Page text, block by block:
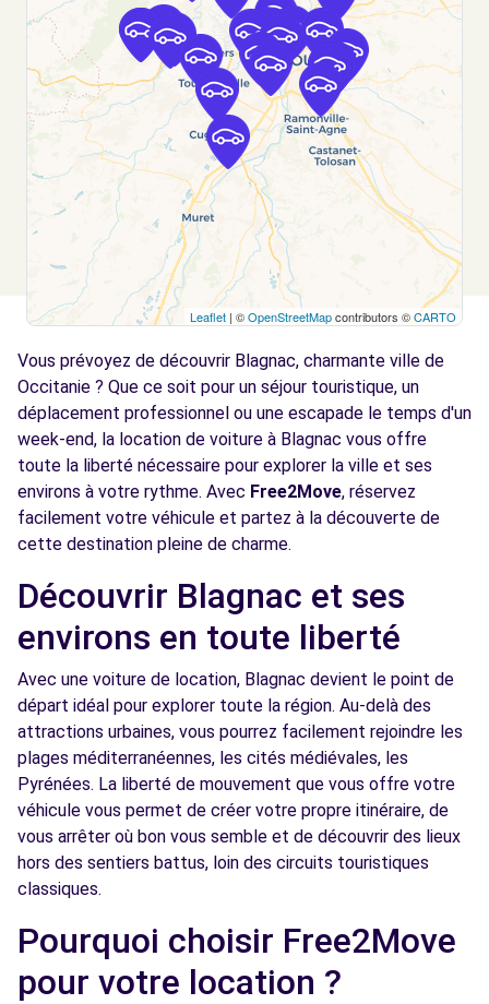
Voir l'agence
Free2move Rent - S&You - TOULOUSE
CEDEX (C)
3.5
km
1 bis avenue Salvador Allende
TOULOUSE CEDEX, FR-31, 31200
Voir l'agence
Free2Move Rent - GARAGE VAUTOUR -
TOULOUSE (C)
3.7
km
RUE DES FONTAINES
TOULOUSE, 31300
Voir l'agence
Free2Move Rent - MIDI SERVICE -
TOULOUSE (C)
km
TOULOUSE, 31300
Voir l'agence
Free2Move Rent - GARAGE LAURENT SARL -
FENOUILLET (C)
4.4
km
ROUTE DE LACOURTENSOURT
FENOUILLET, 31150
Voir l'agence
Free2Move Rent - BEAUZELLE
AUTOMOBILES - BEAUZELLE (C)
741 AVENUE DE GAROSSOS
BEAUZELLE, 31700
Leaflet | ©OpenStreetMapcontributors ©CARTO
Vous prévoyez de découvrir Blagnac, charmante ville de
Occitanie ? Que ce soit pour un séjour touristique, un
déplacement professionnel ou une escapade le temps d'un
week-end, la location de voiture à Blagnac vous offre
toute la liberté nécessaire pour explorer la ville et ses
environs à votre rythme. Avec Free2Move, réservez
facilement votre véhicule et partez à la découverte de
cette destination pleine de charme.
Découvrir Blagnac et ses
environs en toute liberté
Avec une voiture de location, Blagnac devient le point de
départ idéal pour explorer toute la région. Au-delà des
attractions urbaines, vous pourrez facilement rejoindre les
plages méditerranéennes, les cités médiévales, les
Pyrénées. La liberté de mouvement que vous offre votre
véhicule vous permet de créer votre propre itinéraire, de
vous arrêter où bon vous semble et de découvrir des lieux
hors des sentiers battus, loin des circuits touristiques
classiques.
Pourquoi choisir Free2Move
pour votre location ?